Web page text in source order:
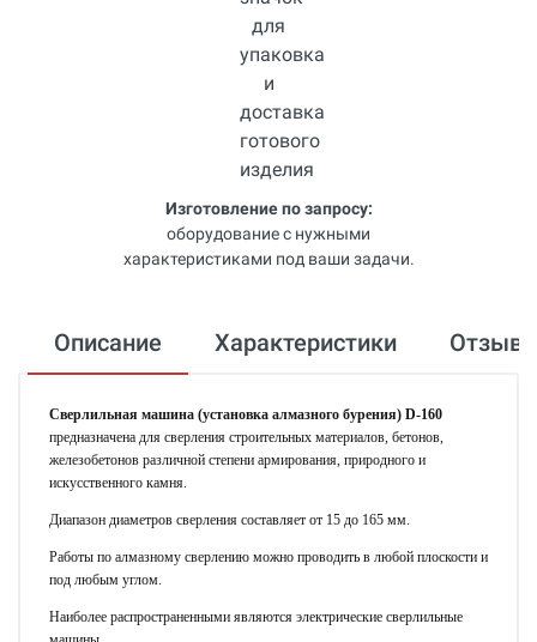
Изготовление по запросу:
оборудование с нужными
характеристиками под ваши задачи.
Описание Характеристики
Сверлильная машина (установка алмазного бурения) D-160
предназначена для сверления строительных материалов, бетонов,
железобетонов различной степени армирования, природного и
искусственного камня.
Диапазон диаметров сверления составляет от 15 до 165 мм.
Работы по алмазному сверлению можно проводить в любой плоскости и
под любым углом.
Наиболее распространенными являются электрические сверлильные